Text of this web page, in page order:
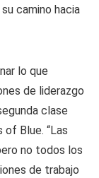
camino hacia
lo que
de liderazgo
clase
of Blue. “Las
no todos los
de trabajo